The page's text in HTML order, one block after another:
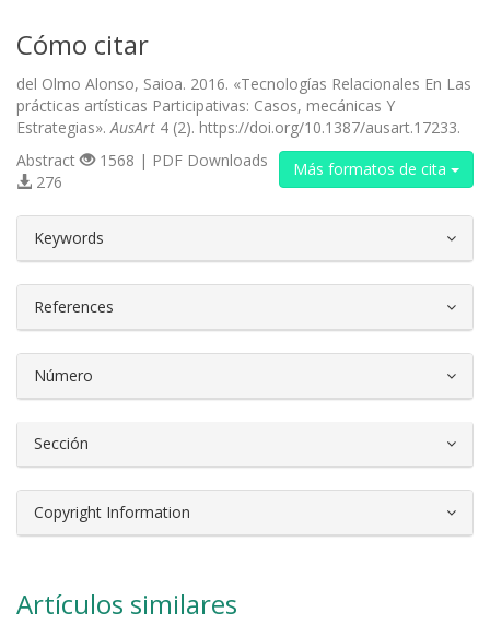
Cómo citar
del Olmo Alonso, Saioa. 2016. «Tecnologías Relacionales En Las
prácticas artísticas Participativas: Casos, mecánicas Y
Estrategias». AusArt 4 (2). https://doi.org/10.1387/ausart.17233.
Más formatos de cita
Abstract
1568 | PDF Downloads
276
Keywords
References
Número
Sección
Copyright Information
Artículos similares